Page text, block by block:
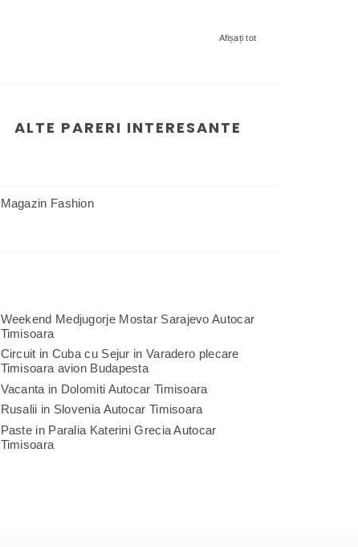
Afișați tot
ALTE PARERI INTERESANTE
Magazin Fashion
Weekend Medjugorje Mostar Sarajevo Autocar
Timisoara
Circuit in Cuba cu Sejur in Varadero plecare
Timisoara avion Budapesta
Vacanta in Dolomiti Autocar Timisoara
Rusalii in Slovenia Autocar Timisoara
Paste in Paralia Katerini Grecia Autocar
Timisoara